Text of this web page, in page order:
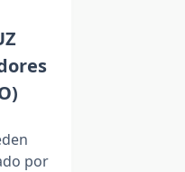
por